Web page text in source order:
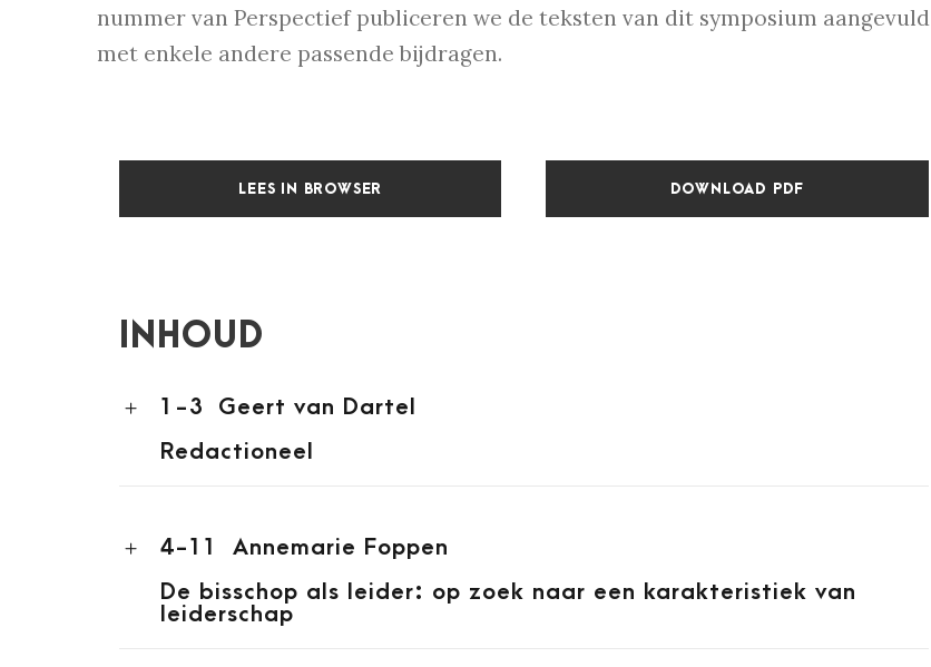
nummer van Perspectief publiceren we de teksten van dit symposium aangevuld
met enkele andere passende bijdragen.
LEES IN BROWSER DOWNLOAD PDF
INHOUD
1-3
Geert van Dartel
Redactioneel
4-11
Annemarie Foppen
De bisschop als leider: op zoek naar een karakteristiek van
leiderschap